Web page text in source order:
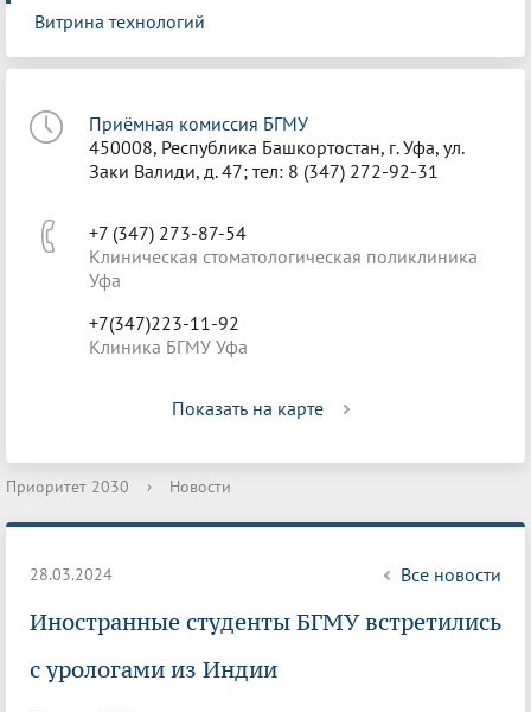
Витрина технологий
Приёмная комиссия БГМУ
450008, Республика Башкортостан, г. Уфа, ул.
Заки Валиди, д. 47; тел: 8 (347) 272-92-31
+7 (347) 273-87-54
Клиническая стоматологическая поликлиника
Уфа
+7(347)223-11-92
Клиника БГМУ Уфа
Показать на карте
Приоритет 2030 › Новости
28.03.2024 Все новости
Иностранные студенты БГМУ встретились
с урологами из Индии